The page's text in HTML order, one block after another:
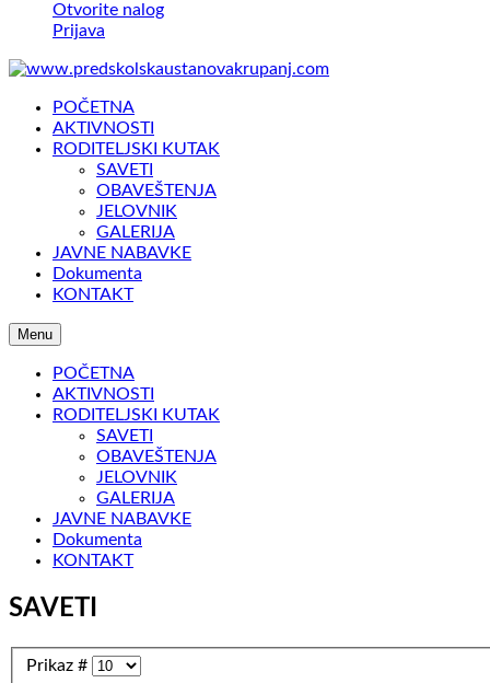
Otvorite nalog
Prijava
POČETNA
AKTIVNOSTI
RODITELJSKI KUTAK
SAVETI
OBAVEŠTENJA
JELOVNIK
GALERIJA
JAVNE NABAVKE
Dokumenta
KONTAKT
Menu
POČETNA
AKTIVNOSTI
RODITELJSKI KUTAK
SAVETI
OBAVEŠTENJA
JELOVNIK
GALERIJA
JAVNE NABAVKE
Dokumenta
KONTAKT
SAVETI
Prikaz #